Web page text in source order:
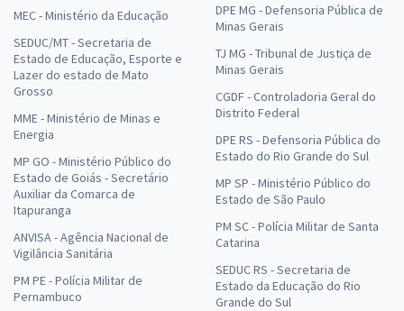
MEC - Ministério da Educação
SEDUC/MT - Secretaria de
Estado de Educação, Esporte e
Lazer do estado de Mato
Grosso
MME - Ministério de Minas e
Energia
MP GO - Ministério Público do
Estado de Goiás - Secretário
Auxiliar da Comarca de
Itapuranga
ANVISA - Agência Nacional de
Vigilância Sanitária
PM PE - Polícia Militar de
Pernambuco
DPE MG - Defensoria Pública de
Minas Gerais
TJ MG - Tribunal de Justiça de
Minas Gerais
CGDF - Controladoria Geral do
Distrito Federal
DPE RS - Defensoria Pública do
Estado do Rio Grande do Sul
MP SP - Ministério Público do
Estado de São Paulo
PM SC - Polícia Militar de Santa
Catarina
SEDUC RS - Secretaria de
Estado da Educação do Rio
Grande do Sul